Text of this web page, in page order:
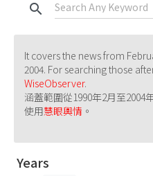
search
It covers the news from
2004. For searching those
WiseObserver.
涵蓋範圍從1990年2月至2004
使用慧眼輿情 。
Years